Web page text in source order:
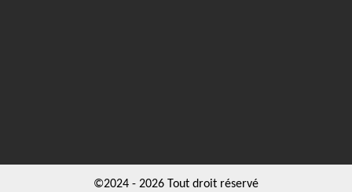
©2024 - 2026 Tout droit réservé